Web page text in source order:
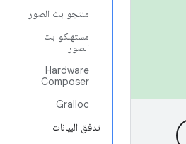
منتجو بث الصور
مستهلكو بث
الصور
Hardware
Composer
Gralloc
تدفق البيانات